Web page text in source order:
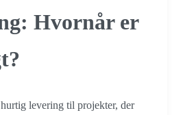
Hvornår er
levering til projekter, der